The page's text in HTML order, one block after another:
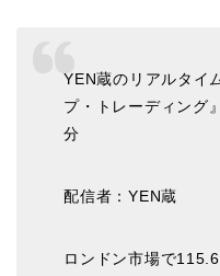
YEN蔵のリアルタイ
プ・トレーディン
分
配信者：YEN蔵
ロンドン市場で